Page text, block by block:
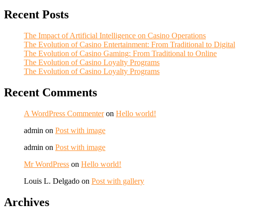
Recent Posts
The Impact of Artificial Intelligence on Casino Operations
The Evolution of Casino Entertainment: From Traditional to Digital
The Evolution of Casino Gaming: From Traditional to Online
The Evolution of Casino Loyalty Programs
The Evolution of Casino Loyalty Programs
Recent Comments
A WordPress Commenteron Hello world!
admin on Post with image
admin on Post with image
Mr WordPress on Hello world!
Louis L. Delgado on Post with gallery
Archives